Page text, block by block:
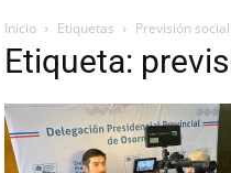
Inicio Etiquetas Previsión social
Etiqueta: